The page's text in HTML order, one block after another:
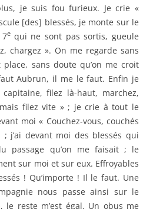
sur moi et sur eux. Effroyables
! Qu’importe ! Il le faut. Une
nous passe ainsi sur le
le reste m’est égal. Un obus me
moitié des blessés et autant
– Source :
et crie aux autres hommes de la
y, suivez ! ». Maxime Moreau
de son sang, il a une